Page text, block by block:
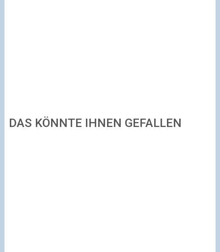
DAS KÖNNTE IHNEN GEFALLEN